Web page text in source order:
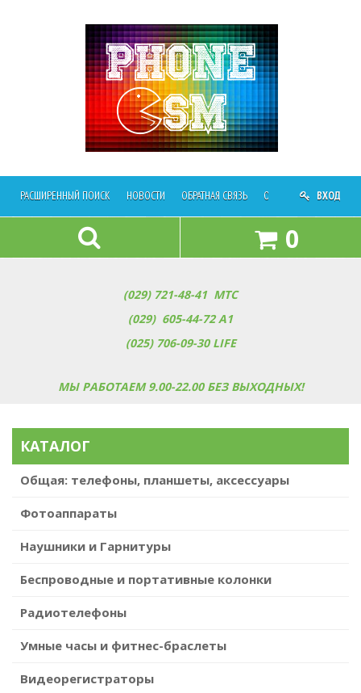
РАСШИРЕННЫЙ ПОИСК НОВОСТИ ОБРАТНАЯ СВЯЗЬ ОПЛАТА И ДОСТАВКА
ВХОД
0
(029) 721-48-41МТС
(029) 605-44-72 A1
(025) 706-09-30LIFE
МЫ РАБОТАЕМ 9.00-22.00 БЕЗ ВЫХОДНЫХ!
КАТАЛОГ
Общая: телефоны, планшеты, аксессуары
Фотоаппараты
Наушники и Гарнитуры
Беспроводные и портативные колонки
Радиотелефоны
Умные часы и фитнес-браслеты
Видеорегистраторы